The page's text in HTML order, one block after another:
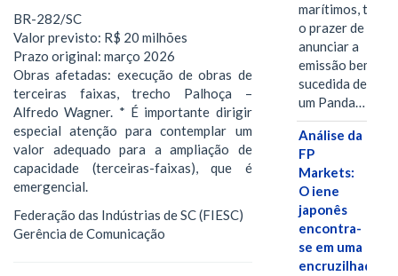
BR-282/SC
Valor previsto: R$ 20 milhões
Prazo original: março 2026
Obras afetadas: execução de obras de
terceiras faixas, trecho Palhoça –
Alfredo Wagner. * É importante dirigir
especial atenção para contemplar um
valor adequado para a ampliação de
capacidade (terceiras-faixas), que é
emergencial.
Federação das Indústrias de SC (FIESC)
Gerência de Comunicação
marítimos, tem
o prazer de
anunciar a
emissão bem-
sucedida de
um Panda…
Análise da
FP
Markets:
O iene
japonês
encontra-
se em uma
encruzilhada